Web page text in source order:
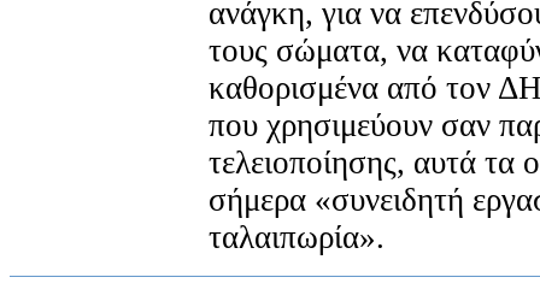
ανάγκη, για να
τους σώματα, να
καθορισμένα από τον
που χρησιμεύουν σαν
τελειοποίησης, αυτά τα
σήμερα «συνειδητή
ταλαιπωρία».